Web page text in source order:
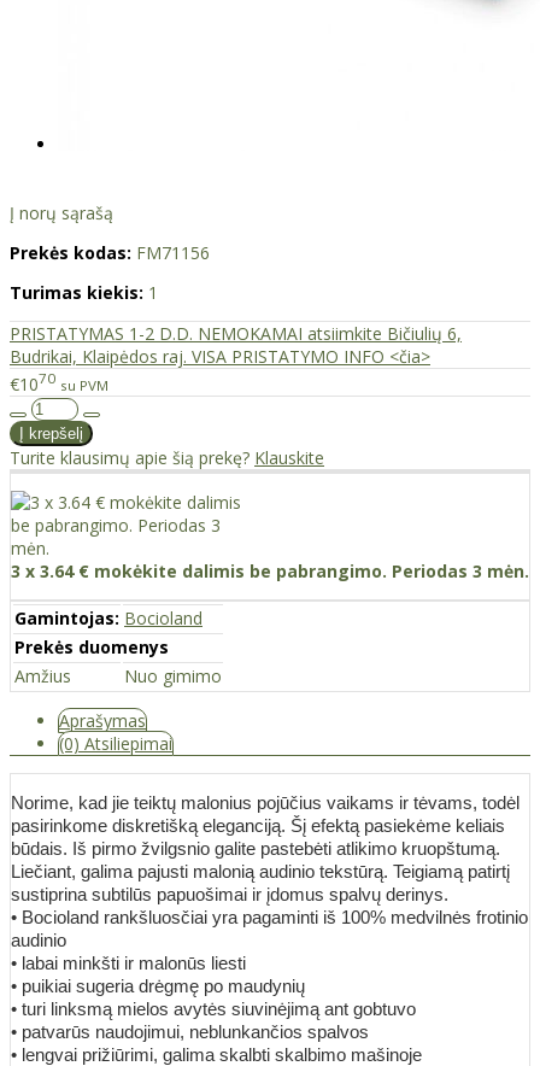
Į norų sąrašą
Prekės kodas: FM71156
Turimas kiekis: 1
PRISTATYMAS 1-2 D.D. NEMOKAMAI atsiimkite Bičiulių 6,
Budrikai, Klaipėdos raj. VISA PRISTATYMO INFO <čia>
€1070 su PVM
Turite klausimų apie šią prekę? Klauskite
3 x 3.64 € mokėkite dalimis be pabrangimo. Periodas 3 mėn.
Gamintojas: Bocioland
Prekės duomenys
Amžius
Nuo gimimo
Aprašymas
(0) Atsiliepimai
Norime, kad jie teiktų malonius pojūčius vaikams ir tėvams, todėl
pasirinkome diskretišką eleganciją. Šį efektą pasiekėme keliais
būdais. Iš pirmo žvilgsnio galite pastebėti atlikimo kruopštumą.
Liečiant, galima pajusti malonią audinio tekstūrą. Teigiamą patirtį
sustiprina subtilūs papuošimai ir įdomus spalvų derinys.
• Bocioland rankšluosčiai yra pagaminti iš 100% medvilnės frotinio
audinio
• labai minkšti ir malonūs liesti
• puikiai sugeria drėgmę po maudynių
• turi linksmą mielos avytės siuvinėjimą ant gobtuvo
• patvarūs naudojimui, neblunkančios spalvos
• lengvai prižiūrimi, galima skalbti skalbimo mašinoje